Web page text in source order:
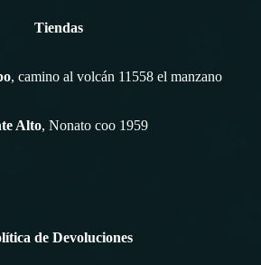
Tiendas
, camino al volcán 11558 el manzano
Alto, Nonato coo 1959
de Devoluciones